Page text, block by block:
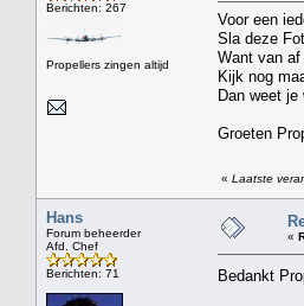
Berichten: 267
Propellers zingen altijd
Voor een
Sla deze
Want van
Kijk nog
Dan weet je
Groeten
« Laatste
Hans
Forum beheerder
Afd. Chef
Berichten: 71
«
Bedankt